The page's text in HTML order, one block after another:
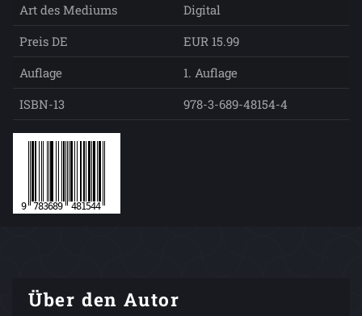
Art des Mediums
Digital
Preis DE
EUR 15.99
Auflage
1. Auflage
ISBN-13
978-3-689-48154-4
Über den Autor